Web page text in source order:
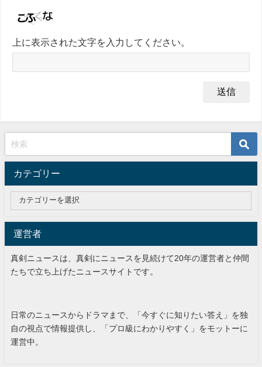
上に表示された文字を入力してください。
カテゴリー
運営者
真剣ニュースは、真剣にニュースを見続けて20年の運営者と仲間
たちで立ち上げたニュースサイトです。
日常のニュースからドラマまで、「今すぐに知りたい答え」を独
自の視点で情報提供し、「プロ級にわかりやすく」をモットーに
運営中。